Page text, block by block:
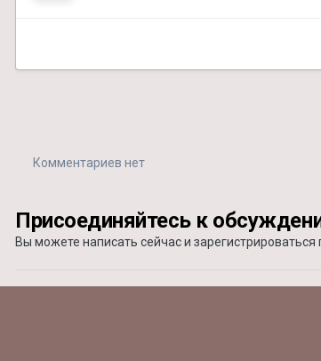
Комментариев нет
Присоединяйтесь к
Вы можете написать сейчас и зарегистрироваться